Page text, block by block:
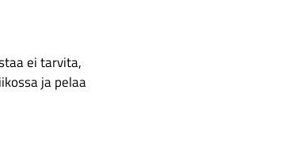
ei tarvita,
ja pelaa